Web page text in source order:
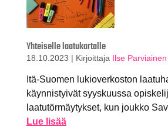
Yhteiselle laatukartalle
18.10.2023 | Kirjoittaja Ilse Parviainen
Itä-Suomen lukioverkoston
käynnistyivät syyskuussa
laatutörmäytykset, kun joukko
Lue lisää